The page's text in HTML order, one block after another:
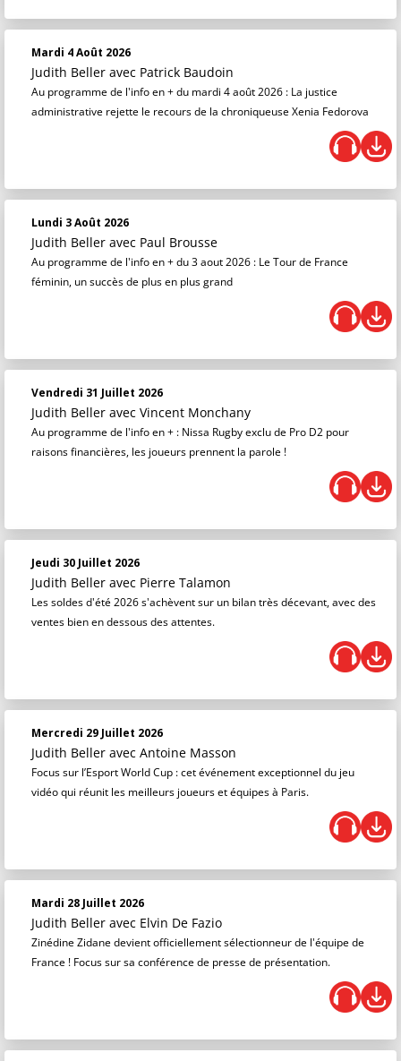
Mardi 4 Août 2026
Judith Beller avec Patrick Baudoin
Au programme de l'info en + du mardi 4 août 2026 : La justice
administrative rejette le recours de la chroniqueuse Xenia Fedorova
Lundi 3 Août 2026
Judith Beller avec Paul Brousse
Au programme de l'info en + du 3 aout 2026 : Le Tour de France
féminin, un succès de plus en plus grand
Vendredi 31 Juillet 2026
Judith Beller avec Vincent Monchany
Au programme de l'info en + : Nissa Rugby exclu de Pro D2 pour
raisons financières, les joueurs prennent la parole !
Jeudi 30 Juillet 2026
Judith Beller avec Pierre Talamon
Les soldes d'été 2026 s'achèvent sur un bilan très décevant, avec des
ventes bien en dessous des attentes.
Mercredi 29 Juillet 2026
Judith Beller avec Antoine Masson
Focus sur l’Esport World Cup : cet événement exceptionnel du jeu
vidéo qui réunit les meilleurs joueurs et équipes à Paris.
Mardi 28 Juillet 2026
Judith Beller avec Elvin De Fazio
Zinédine Zidane devient officiellement sélectionneur de l'équipe de
France ! Focus sur sa conférence de presse de présentation.